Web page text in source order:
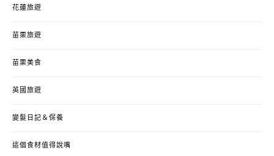
花蓮旅遊
苗栗旅遊
苗栗美食
英國旅遊
變髮日記＆保養
這個食材值得說嘴